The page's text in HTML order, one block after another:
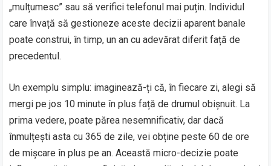
„mulțumesc” sau să verifici telefonul mai puțin. Individul
care învață să gestioneze aceste decizii aparent banale
poate construi, în timp, un an cu adevărat diferit față de
precedentul.
Un exemplu simplu: imaginează-ți că, în fiecare zi, alegi să
mergi pe jos 10 minute în plus față de drumul obișnuit. La
prima vedere, poate părea nesemnificativ, dar dacă
înmulțești asta cu 365 de zile, vei obține peste 60 de ore
de mișcare în plus pe an. Această micro-decizie poate